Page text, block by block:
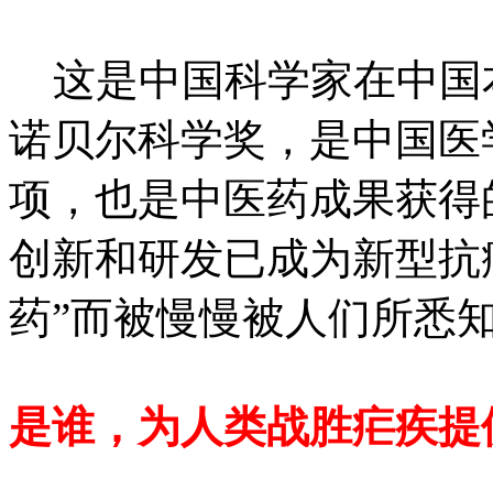
这是中国科学家在中国
诺贝尔科学奖，是中国
项，也是中医药成果获
创新和研发已成为新型
药”而被慢慢被人们所悉
是谁，为人类战胜疟疾